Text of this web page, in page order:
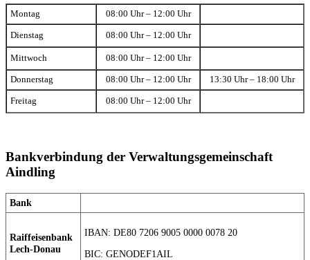
Montag 08:00 Uhr – 12:00 Uhr
Dienstag 08:00 Uhr – 12:00 Uhr
Mittwoch 08:00 Uhr – 12:00 Uhr
Donnerstag 08:00 Uhr – 12:00 Uhr 13:30 Uhr – 18:00 Uhr
Freitag 08:00 Uhr – 12:00 Uhr
Bankverbindung der Verwaltungsgemeinschaft
Aindling
Bank
Raiffeisenbank
Lech-Donau
IBAN: DE80 7206 9005 0000 0078 20
BIC: GENODEF1AIL